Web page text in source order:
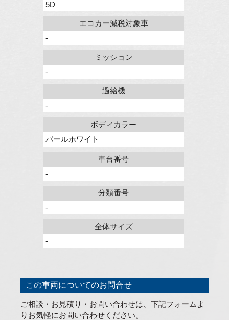
5D
エコカー減税対象車
-
ミッション
-
過給機
-
ボディカラー
パールホワイト
車台番号
-
分類番号
-
全体サイズ
-
この車両についてのお問合せ
ご相談・お見積り・お問い合わせは、下記フォームよ
りお気軽にお問い合わせください。